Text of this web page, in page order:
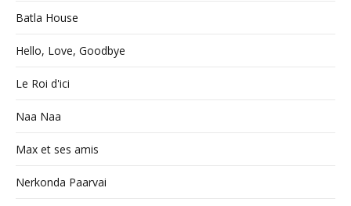
Batla House
Hello, Love, Goodbye
Le Roi d'ici
Naa Naa
Max et ses amis
Nerkonda Paarvai